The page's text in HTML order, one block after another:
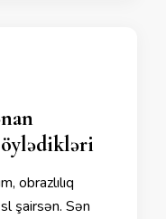
obrazlılıq
şairsən. Sən